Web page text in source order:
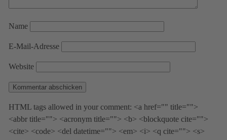
Name
E-Mail-Adresse
Website
HTML tags allowed in your comment: <a href="" title="">
<abbr title=""> <acronym title=""> <b> <blockquote cite="">
<cite> <code> <del datetime=""> <em> <i> <q cite=""> <s>